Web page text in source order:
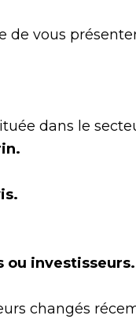
de vous
dans le
ou investisseurs.
changés